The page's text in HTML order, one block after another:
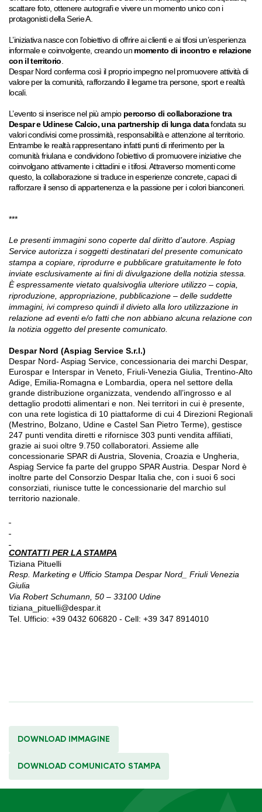
scattare foto, ottenere autografi e vivere un momento unico con i
protagonisti della Serie A.
L’iniziativa nasce con l’obiettivo di offrire ai clienti e ai tifosi un’esperienza
informale e coinvolgente, creando un momento di incontro e relazione
con il territorio.
Despar Nord conferma così il proprio impegno nel promuovere attività di
valore per la comunità, rafforzando il legame tra persone, sport e realtà
locali.
L’evento si inserisce nel più ampio percorso di collaborazione tra
Despar e Udinese Calcio, una partnership di lunga datafondata su
valori condivisi come prossimità, responsabilità e attenzione al territorio.
Entrambe le realtà rappresentano infatti punti di riferimento per la
comunità friulana e condividono l’obiettivo di promuovere iniziative che
coinvolgano attivamente i cittadini e i tifosi. Attraverso momenti come
questo, la collaborazione si traduce in esperienze concrete, capaci di
rafforzare il senso di appartenenza e la passione per i colori bianconeri.
***
Le presenti immagini sono coperte dal diritto d’autore. Aspiag
Service autorizza i soggetti destinatari del presente comunicato
stampa a copiare, riprodurre e pubblicare gratuitamente le foto
inviate esclusivamente ai fini di divulgazione della notizia stessa.
È espressamente vietato qualsivoglia ulteriore utilizzo – copia,
riproduzione, appropriazione, pubblicazione – delle suddette
immagini, ivi compreso quindi il divieto alla loro utilizzazione in
relazione ad eventi e/o fatti che non abbiano alcuna relazione con
la notizia oggetto del presente comunicato.
Despar Nord (Aspiag Service S.r.l.)
Despar Nord- Aspiag Service, concessionaria dei marchi Despar,
Eurospar e Interspar in Veneto, Friuli-Venezia Giulia, Trentino-Alto
Adige, Emilia-Romagna e Lombardia, opera nel settore della
grande distribuzione organizzata, vendendo all’ingrosso e al
dettaglio prodotti alimentari e non. Nei territori in cui è presente,
con una rete logistica di 10 piattaforme di cui 4 Direzioni Regionali
(Mestrino, Bolzano, Udine e Castel San Pietro Terme), gestisce
247 punti vendita diretti e rifornisce 303 punti vendita affiliati,
grazie ai suoi oltre 9.750 collaboratori. Assieme alle
concessionarie SPAR di Austria, Slovenia, Croazia e Ungheria,
Aspiag Service fa parte del gruppo SPAR Austria. Despar Nord è
inoltre parte del Consorzio Despar Italia che, con i suoi 6 soci
consorziati, riunisce tutte le concessionarie del marchio sul
territorio nazionale.
CONTATTI PER LA STAMPA
Tiziana Pituelli
Resp. Marketing e Ufficio Stampa Despar Nord_ Friuli Venezia
Giulia
Via Robert Schumann, 50 – 33100 Udine
tiziana_pituelli@despar.it
Tel. Ufficio: +39 0432 606820 - Cell: +39 347 8914010
DOWNLOAD IMMAGINE
DOWNLOAD COMUNICATO STAMPA